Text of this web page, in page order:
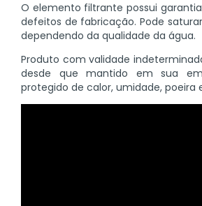
O elemento filtrante possui
defeitos de fabricação. Pode
dependendo da qualidade da água.
Produto com validade
desde que mantido em sua
protegido de calor, umidade, poeira